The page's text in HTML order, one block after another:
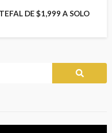
DE $1,999 A SOLO